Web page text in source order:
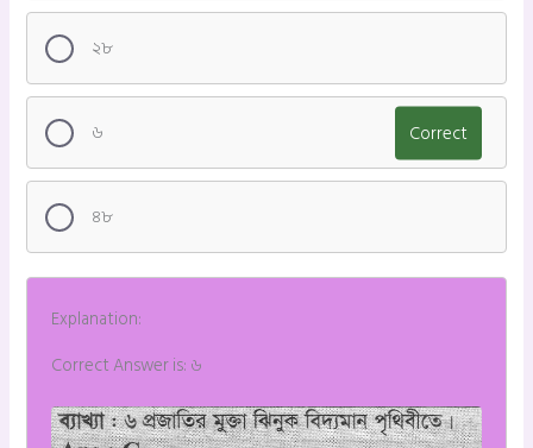
২৮
৬ Correct
৪৮
Explanation:
Correct Answer is: ৬